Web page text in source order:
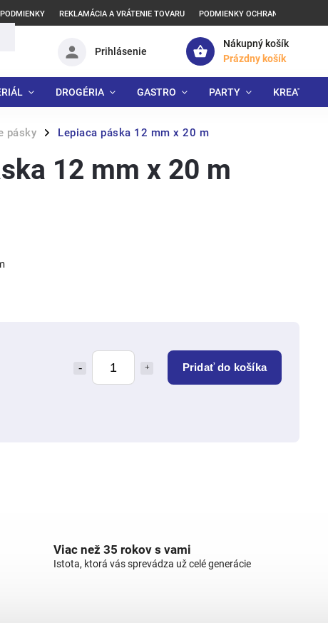
REKLAMÁCIA A VRÁTENIE TOVARU PODMIENKY OCHRANY
Nákupný košík
Prázdny košík
Prihlásenie
DROGÉRIA GASTRO PARTY
pásky / Lepiaca páska 12 mm x 20 m
Pridať do košíka
12 mm x 20 m
Viac než 35 rokov s vami
Istota, ktorá vás sprevádza už celé generácie